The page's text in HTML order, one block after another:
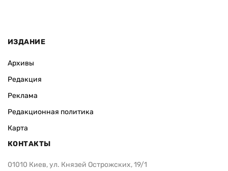
ИЗДАНИЕ
Архивы
Редакция
Реклама
Редакционная политика
Карта
КОНТАКТЫ
01010 Киев, ул. Князей Острожских, 19/1